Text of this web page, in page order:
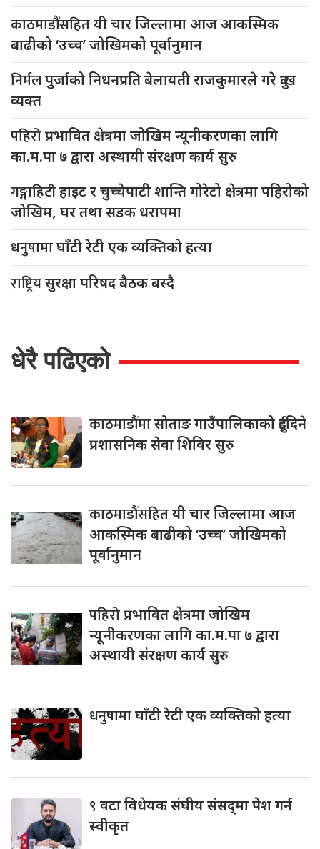
काठमाडौंसहितयी चार जिल्लामा आज आकस्मिक
बाढीको ‘उच्च’ जोखिमको पूर्वानुमान
निर्मलपुर्जाको निधनप्रति बेलायती राजकुमारले गरे दुःख
व्यक्त
पहिरोप्रभावित क्षेत्रमा जोखिम न्यूनीकरणका लागि
का.म.पा ७ द्वारा अस्थायी संरक्षण कार्य सुरु
गङ्गाहिटीहाइट र चुच्चेपाटी शान्ति गोरेटो क्षेत्रमा पहिरोको
जोखिम, घर तथा सडक धरापमा
धनुषामाघाँटी रेटी एक व्यक्तिको हत्या
राष्ट्रियसुरक्षा परिषद बैठक बस्दै
धेरै पढिएको
काठमाडौंमासोताङ गाउँपालिकाको दुईदिने
प्रशासनिक सेवा शिविर सुरु
काठमाडौंसहितयी चार जिल्लामा आज
आकस्मिक बाढीको ‘उच्च’ जोखिमको
पूर्वानुमान
पहिरोप्रभावित क्षेत्रमा जोखिम
न्यूनीकरणका लागि का.म.पा ७ द्वारा
अस्थायी संरक्षण कार्य सुरु
धनुषामाघाँटी रेटी एक व्यक्तिको हत्या
९ वटा विधेयक संघीय संसद्‌मा पेश गर्न
स्वीकृत